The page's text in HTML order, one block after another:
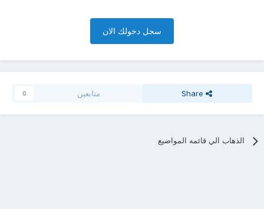
سجل دخولك الان
Share متابعين 0
الذهاب الي قائمه المواضيع